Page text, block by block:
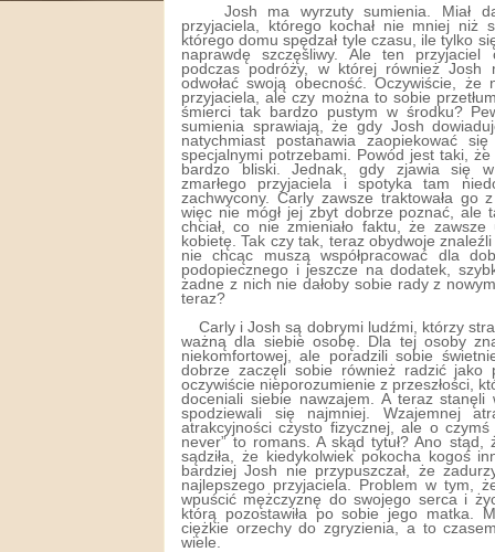
Josh ma wyrzuty sumienia. Miał
przyjaciela, którego kochał nie mniej niż
którego domu spędzał tyle czasu, ile tylko
naprawdę szczęśliwy. Ale ten przyjaciel
podczas podróży, w której również Josh
odwołać swoją obecność. Oczywiście, że
przyjaciela, ale czy można to sobie
śmierci tak bardzo pustym w środku?
sumienia sprawiają, że gdy Josh
natychmiast postanawia zaopiekować
specjalnymi potrzebami. Powód jest taki,
bardzo bliski. Jednak, gdy zjawia się
zmarłego przyjaciela i spotyka tam
zachwycony. Carly zawsze traktowała go
więc nie mógł jej zbyt dobrze poznać, ale
chciał, co nie zmieniało faktu, że
kobietę. Tak czy tak, teraz obydwoje
nie chcąc muszą współpracować dla
podopiecznego i jeszcze na dodatek,
żadne z nich nie dałoby sobie rady z
teraz?
Carly i Josh są dobrymi ludźmi, którzy
ważną dla siebie osobę. Dla tej osoby
niekomfortowej, ale poradzili sobie
dobrze zaczęli sobie również radzić jako
oczywiście nieporozumienie z przeszłości,
doceniali siebie nawzajem. A teraz
spodziewali się najmniej. Wzajemnej
atrakcyjności czysto fizycznej, ale o czymś
never” to romans. A skąd tytuł? Ano
sądziła, że kiedykolwiek pokocha kogoś
bardziej Josh nie przypuszczał, że
najlepszego przyjaciela. Problem w tym,
wpuścić mężczyznę do swojego serca i
którą pozostawiła po sobie jego matka.
ciężkie orzechy do zgryzienia, a to
wiele.